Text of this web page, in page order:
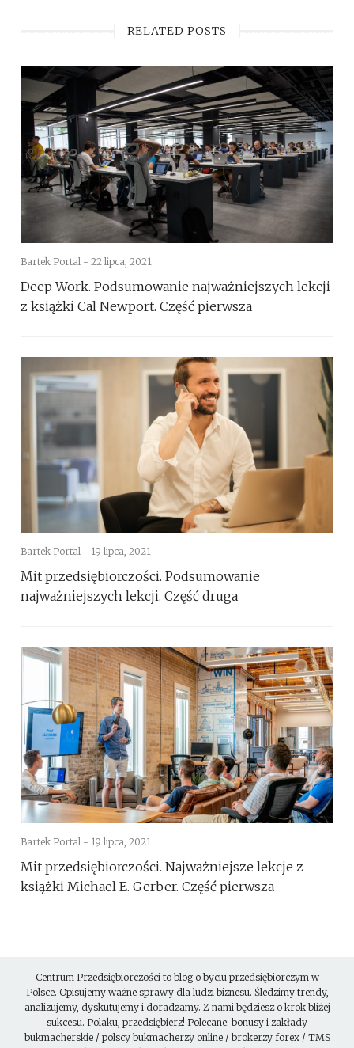
RELATED POSTS
Bartek Portal - 22 lipca, 2021
Deep Work. Podsumowanie najważniejszych lekcji
z książki Cal Newport. Część pierwsza
Bartek Portal - 19 lipca, 2021
Mit przedsiębiorczości. Podsumowanie
najważniejszych lekcji. Część druga
Bartek Portal - 19 lipca, 2021
Mit przedsiębiorczości. Najważniejsze lekcje z
książki Michael E. Gerber. Część pierwsza
Centrum Przedsiębiorczości to blog o byciu przedsiębiorczym w
Polsce. Opisujemy ważne sprawy dla ludzi biznesu. Śledzimy trendy,
analizujemy, dyskutujemy i doradzamy. Z nami będziesz o krok bliżej
sukcesu. Polaku, przedsiębierz! Polecane: bonusy i zakłady
bukmacherskie/ polscy bukmacherzy online/ brokerzy forex/ TMS